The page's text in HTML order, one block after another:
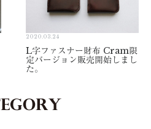
2020.03.24
L字ファスナー財布 Cram限
定バージョン販売開始しまし
た。